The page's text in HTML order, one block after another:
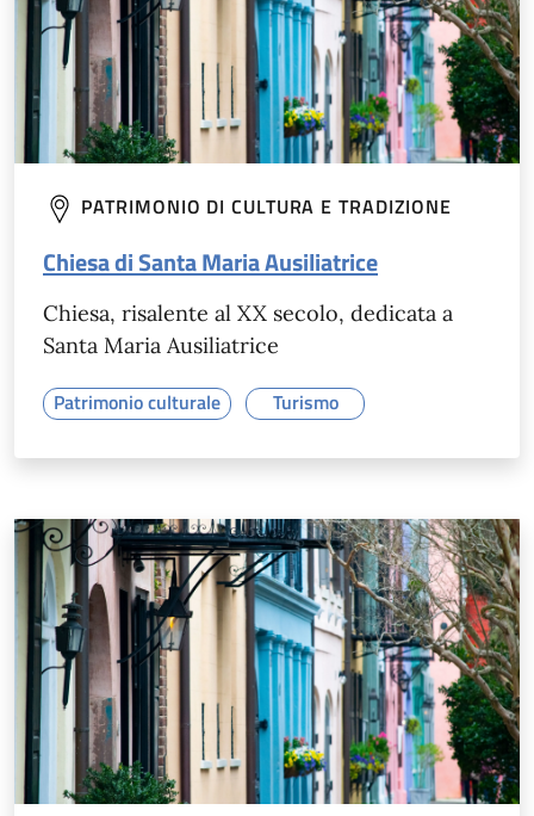
PATRIMONIO DI CULTURA E TRADIZIONE
Chiesa di Santa Maria Ausiliatrice
Chiesa, risalente al XX secolo, dedicata a
Santa Maria Ausiliatrice
Patrimonio culturale Turismo